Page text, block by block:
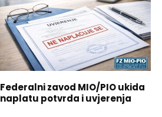
Federalni zavod MIO/PIO ukida
naplatu potvrda i uvjerenja